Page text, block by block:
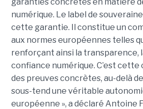
numérique. Le label de
cette garantie. Il constitue un
aux normes européennes telles
renforçant ainsi la transparence,
confiance numérique. C’est
des preuves concrètes, au-delà
sous-tend une véritable
européenne », a déclaré Antoine